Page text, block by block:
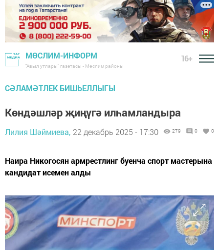
МӨСЛИМ-ИНФОРМ
"Авыл утлары" газетасы - Мөслим районы
16+
СӘЛАМӘТЛЕК БИШЬЕЛЛЫГЫ
Көндәшләр җиңүгә илһамландыра
Лилия Шәймиева, 22 декабрь 2025 - 17:30 279 0 0
Наира Никогосян армрестлинг буенча спорт мастерына
кандидат исемен алды